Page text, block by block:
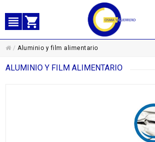
/Aluminio y film alimentario
ALUMINIO Y FILM ALIMENTARIO